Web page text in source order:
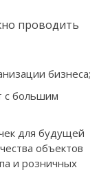
проводить
бизнеса;
с большим
для будущей
объектов
и розничных